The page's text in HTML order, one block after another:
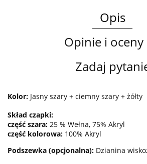
Opis
Opinie i oceny
Zadaj
Kolor: Jasny szary + ciemny szary + żółty
Skład czapki:
część szara: 25 % Wełna, 75% Akryl
część kolorowa: 100% Akryl
Podszewka (opcjonalna): Dzianina